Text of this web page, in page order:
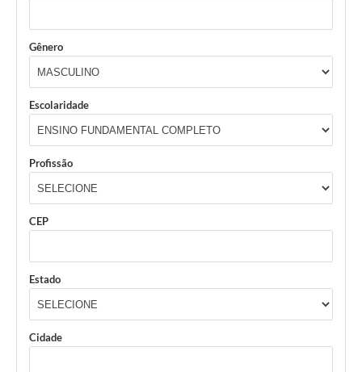
Gênero
Escolaridade
Profissão
CEP
Estado
Cidade